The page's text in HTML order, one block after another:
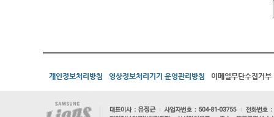
개인정보처리방침 영상정보처리기기 운영관리방침 이메일무단수집거부